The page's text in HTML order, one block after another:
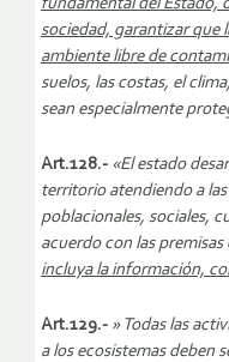
fundamental del Estado,
sociedad, garantizar que
ambiente libre de
suelos, las costas, el
sean especialmente
Art.128.- «El estado
territorio atendiendo a
poblacionales, sociales,
acuerdo con las
incluya la información,
Art.129.- » Todas las
a los ecosistemas deben